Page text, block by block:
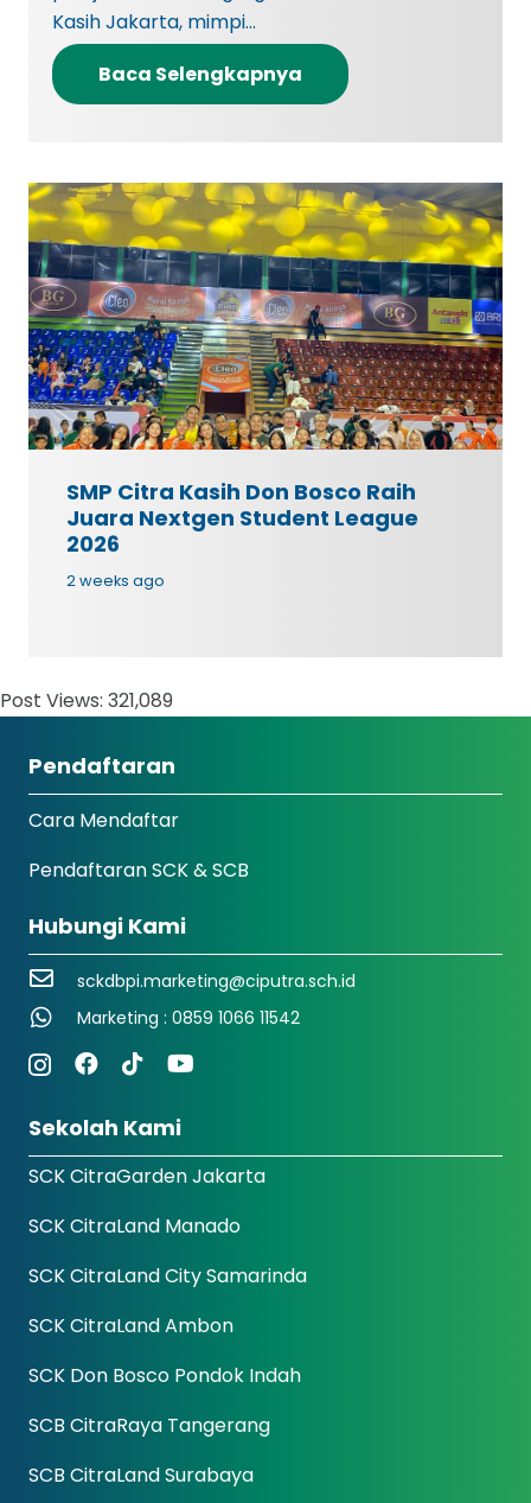
Kasih Jakarta, mimpi…
Baca Selengkapnya
SMP Citra Kasih Don Bosco Raih
Juara Nextgen Student League
2026
2 weeks ago
Post Views: 321,089
Pendaftaran
Cara Mendaftar
Pendaftaran SCK & SCB
Hubungi Kami
sckdbpi.marketing@ciputra.sch.id
Marketing : 0859 1066 11542
Sekolah Kami
SCK CitraGarden Jakarta
SCK CitraLand Manado
SCK CitraLand City Samarinda
SCK CitraLand Ambon
SCK Don Bosco Pondok Indah
SCB CitraRaya Tangerang
SCB CitraLand Surabaya